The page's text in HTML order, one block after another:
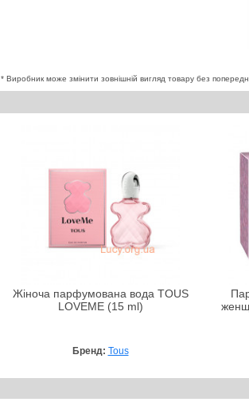
* Виробник може змінити зовнішній вигляд товару без
Жіноча парфумована вода TOUS
LOVEME (15 ml)
Бренд: Tous